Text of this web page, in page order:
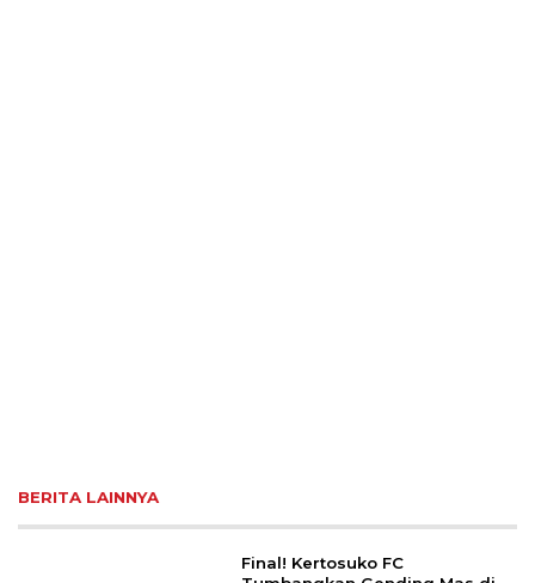
BERITA LAINNYA
Final! Kertosuko FC